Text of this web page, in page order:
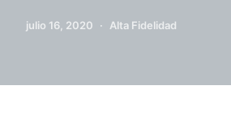
julio 16, 2020 Alta Fidelidad